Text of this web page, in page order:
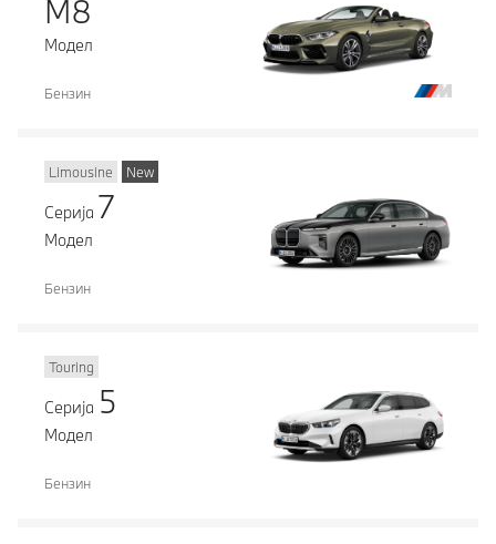
M8
Модел
Бензин
Limousine New
Серија 7
Модел
Бензин
Touring
Серија 5
Модел
Бензин